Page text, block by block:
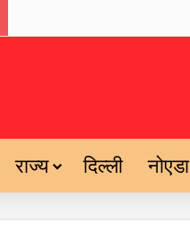
राज्य दिल्ली नोएडा